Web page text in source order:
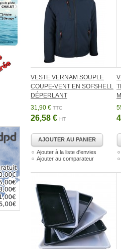
VESTE VERNAM SOUPLE
COUPE-VENT EN SOFSHELL
DÉPERLANT
31,90 € TTC
26,58 € HT
AJOUTER AU PANIER
Ajouter à la liste d'envies
Ajouter au comparateur